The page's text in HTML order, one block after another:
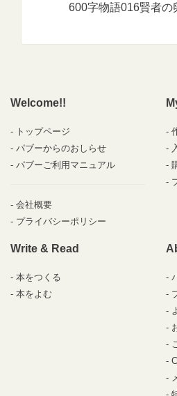
600字物語016賢者の
Welcome!!
トップページ
パブーからのおしらせ
パブーご利用マニュアル
会社概要
プライバシーポリシー
Write & Read
本をつくる
本をよむ